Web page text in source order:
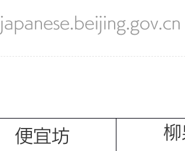
japanese.beijing.gov.cn
便宜坊